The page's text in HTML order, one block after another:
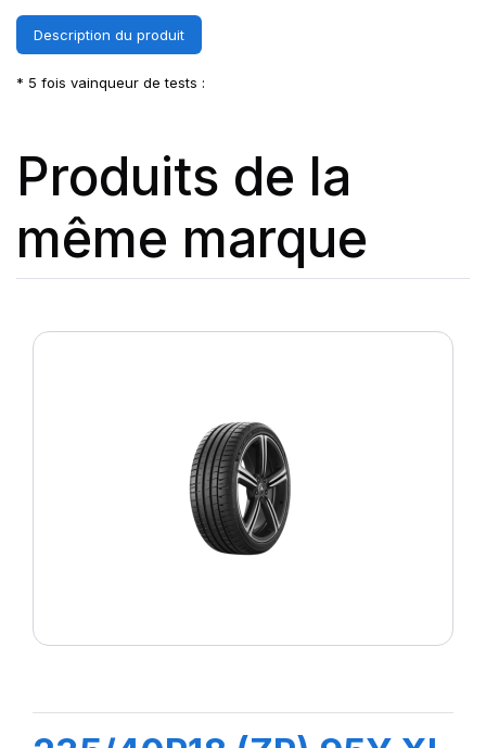
Description du produit
* 5 fois vainqueur de tests :
Produits de la
même marque